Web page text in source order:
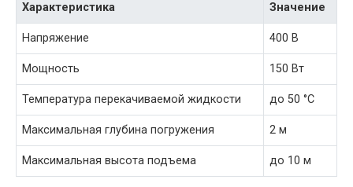
Характеристика Значение
Напряжение 400 В
Мощность 150 Вт
Температура перекачиваемой жидкости до 50 °C
Максимальная глубина погружения 2 м
Максимальная высота подъема до 10 м